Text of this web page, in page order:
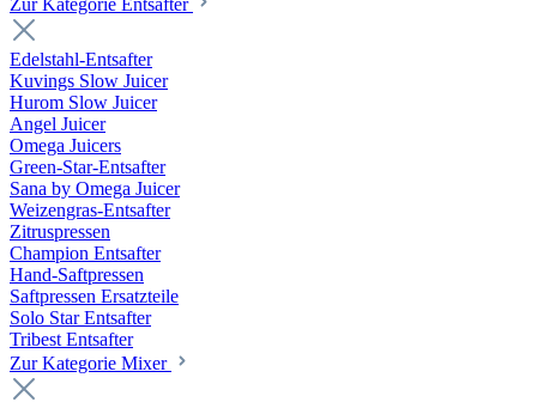
Zur Kategorie Entsafter
Edelstahl-Entsafter
Kuvings Slow Juicer
Hurom Slow Juicer
Angel Juicer
Omega Juicers
Green-Star-Entsafter
Sana by Omega Juicer
Weizengras-Entsafter
Zitruspressen
Champion Entsafter
Hand-Saftpressen
Saftpressen Ersatzteile
Solo Star Entsafter
Tribest Entsafter
Zur Kategorie Mixer